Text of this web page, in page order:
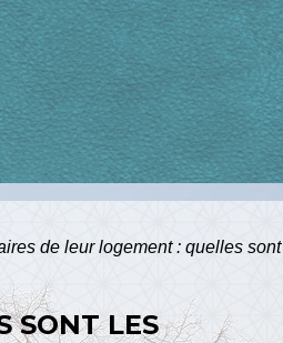
de leur logement : quelles sont
SONT LES